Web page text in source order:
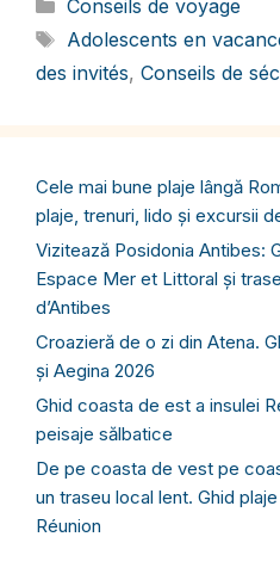
Conseils de voyage
Étiquettes
Adolescents en
des invités, Conseils de
Cele mai bune plaje lângă
plaje, trenuri, lido și excursii
Vizitează Posidonia Antibes:
Espace Mer et Littoral și
d’Antibes
Croazieră de o zi din Atena.
și Aegina 2026
Ghid coasta de est a insulei
peisaje sălbatice
De pe coasta de vest pe
un traseu local lent. Ghid
Réunion